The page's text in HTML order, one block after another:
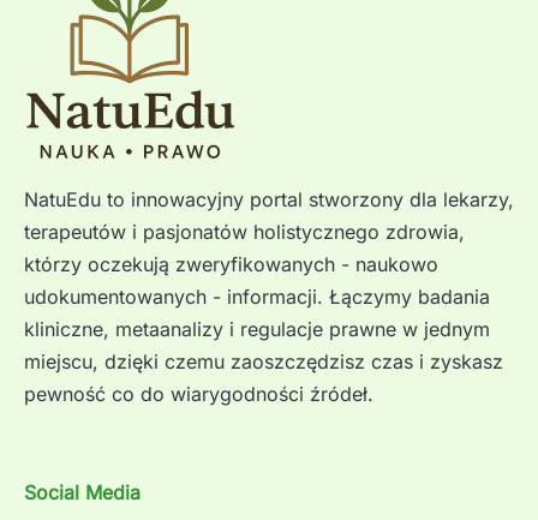
NatuEdu to innowacyjny portal stworzony dla lekarzy,
terapeutów i pasjonatów holistycznego zdrowia,
którzy oczekują zweryfikowanych - naukowo
udokumentowanych - informacji. Łączymy badania
kliniczne, metaanalizy i regulacje prawne w jednym
miejscu, dzięki czemu zaoszczędzisz czas i zyskasz
pewność co do wiarygodności źródeł.
Social Media